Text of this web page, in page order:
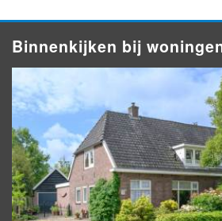
Binnenkijken bij